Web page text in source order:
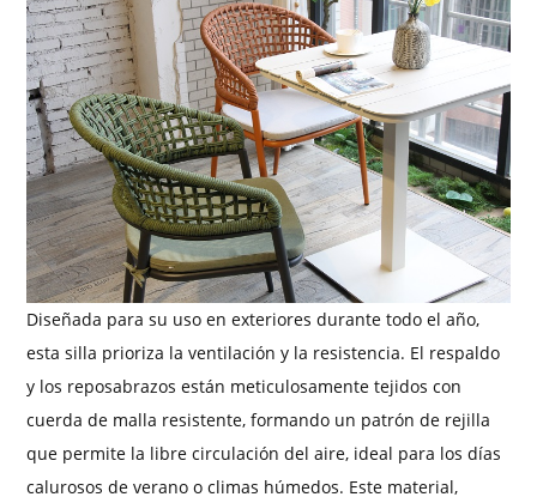
Diseñada para su uso en exteriores durante todo el año,
esta silla prioriza la ventilación y la resistencia. El respaldo
y los reposabrazos están meticulosamente tejidos con
cuerda de malla resistente, formando un patrón de rejilla
que permite la libre circulación del aire, ideal para los días
calurosos de verano o climas húmedos. Este material,